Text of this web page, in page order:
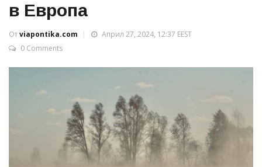
в Европа
Отviapontika.com
Април 27, 2024, 12:37 EEST
0 Comments